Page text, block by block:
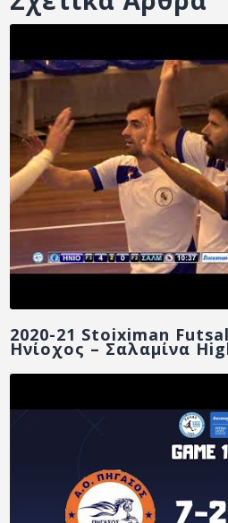
2020-21 Stoiximan
Ηνίοχος – Σαλαμίνα